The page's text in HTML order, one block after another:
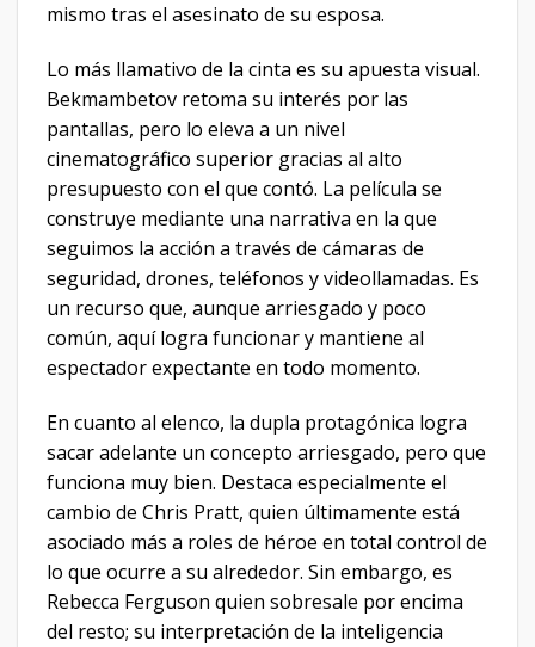
mismo tras el asesinato de su esposa.
Lo más llamativo de la cinta es su apuesta visual.
Bekmambetov retoma su interés por las
pantallas, pero lo eleva a un nivel
cinematográfico superior gracias al alto
presupuesto con el que contó. La película se
construye mediante una narrativa en la que
seguimos la acción a través de cámaras de
seguridad, drones, teléfonos y videollamadas. Es
un recurso que, aunque arriesgado y poco
común, aquí logra funcionar y mantiene al
espectador expectante en todo momento.
En cuanto al elenco, la dupla protagónica logra
sacar adelante un concepto arriesgado, pero que
funciona muy bien. Destaca especialmente el
cambio de Chris Pratt, quien últimamente está
asociado más a roles de héroe en total control de
lo que ocurre a su alrededor. Sin embargo, es
Rebecca Ferguson quien sobresale por encima
del resto; su interpretación de la inteligencia